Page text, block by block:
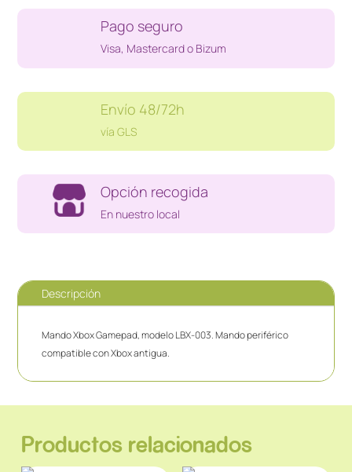
LBX-
Pago seguro
Visa, Mastercard o Bizum
Envío 48/72h
vía GLS
Opción recogida
En nuestro local
Descripción
Mando Xbox Gamepad, modelo LBX-003. Mando periférico
compatible con Xbox antigua.
Productos relacionados